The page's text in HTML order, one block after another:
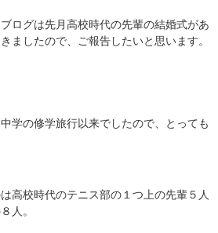
ログは先月高校時代の先輩の結婚式があ
ましたので、ご報告したいと思います。
学の修学旅行以来でしたので、とっても
高校時代のテニス部の１つ上の先輩５人
人。